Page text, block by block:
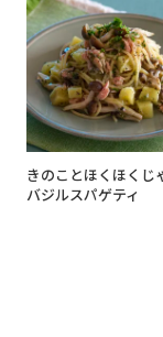
きのことほくほくじ
バジルスパゲティ